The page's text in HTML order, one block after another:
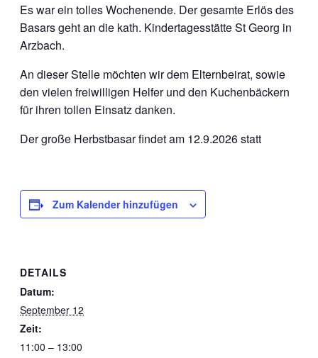
Es war ein tolles Wochenende. Der gesamte Erlös des
Basars geht an die kath. Kindertagesstätte St Georg in
Arzbach.
An dieser Stelle möchten wir dem Elternbeirat, sowie
den vielen freiwilligen Helfer und den Kuchenbäckern
für ihren tollen Einsatz danken.
Der große Herbstbasar findet am 12.9.2026 statt
Zum Kalender hinzufügen
DETAILS
Datum:
September 12
Zeit:
11:00 – 13:00